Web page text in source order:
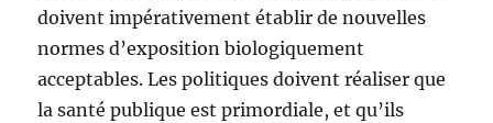
doivent impérativement établir de nouvelles
normes d’exposition biologiquement
acceptables. Les politiques doivent réaliser que
la santé publique est primordiale, et qu’ils